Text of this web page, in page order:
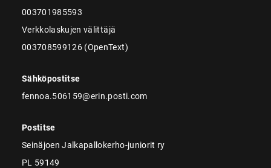
003701985593
Verkkolaskujen välittäjä
003708599126 (OpenText)
Sähköpostitse
fennoa.506159@erin.posti.com
Postitse
Seinäjoen Jalkapallokerho-juniorit ry
PL 59149